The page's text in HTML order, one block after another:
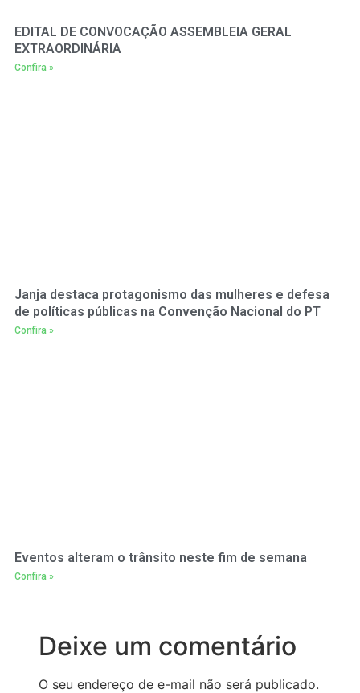
EDITAL DE CONVOCAÇÃO ASSEMBLEIA GERAL
EXTRAORDINÁRIA
Confira »
Janja destaca protagonismo das mulheres e defesa
de políticas públicas na Convenção Nacional do PT
Confira »
Eventos alteram o trânsito neste fim de semana
Confira »
Deixe um comentário
O seu endereço de e-mail não será publicado.